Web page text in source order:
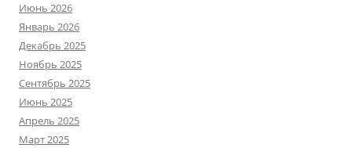
Июнь 2026
Январь 2026
Декабрь 2025
Ноябрь 2025
Сентябрь 2025
Июнь 2025
Апрель 2025
Март 2025